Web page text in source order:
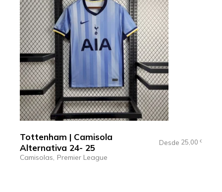
Tottenham | Camisola
Alternativa 24- 25
Desde 25,00 €
Camisolas Premier League